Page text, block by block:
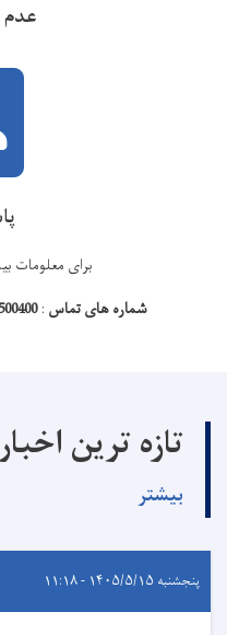
برای معلومات
شماره های تماس :
تازه ترین
بیشتر
پنجشنبه ۱۴۰۵/۵/۱۵ - ۱۱:۱۸